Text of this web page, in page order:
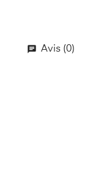
Avis (0)